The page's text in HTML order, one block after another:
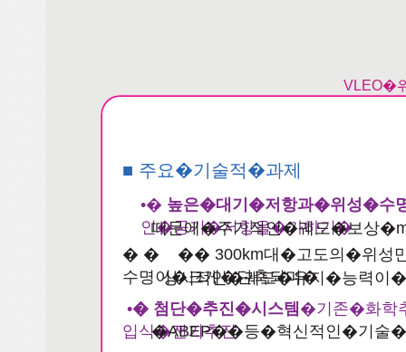
VLEO�
■ 주요�기술적�과제
•� 높은�대기�저항과�위성�수
인�공기�저항을�가하기�
때문에�주기적인�궤도�보상
� � �� 300km대�고도의�위성
수명이�크게�단축되며�
상시적인�궤도�유지�능력이�
•� 첨단�추진�시스템 �기존�화학
입식�전기추진
�ABEP��등�혁신적인�기술�